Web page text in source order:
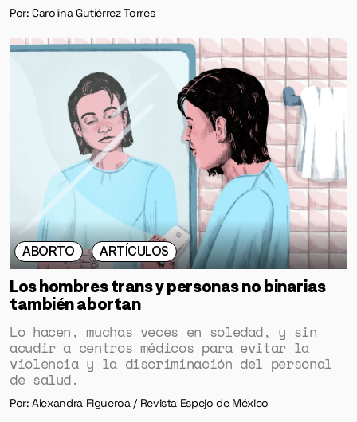
Por: Carolina Gutiérrez Torres
ABORTO ARTÍCULOS
Los hombres trans y personas no binarias
también abortan
Lo hacen, muchas veces en soledad, y sin
acudir a centros médicos para evitar la
violencia y la discriminación del personal
de salud.
Por: Alexandra Figueroa / Revista Espejo de México